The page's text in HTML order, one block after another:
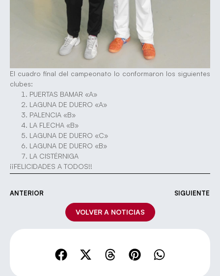
El cuadro final del campeonato lo conformaron los siguientes
clubes:
PUERTAS BAMAR «A»
LAGUNA DE DUERO «A»
PALENCIA «B»
LA FLECHA «B»
LAGUNA DE DUERO «C»
LAGUNA DE DUERO «B»
LA CISTÉRNIGA
¡¡FELICIDADES A TODOS!!
ANTERIOR SIGUIENTE
VOLVER A NOTICIAS